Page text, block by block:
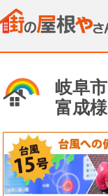
岐阜
富成様